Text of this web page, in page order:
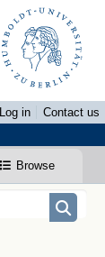
Log in
Contact us
Browse